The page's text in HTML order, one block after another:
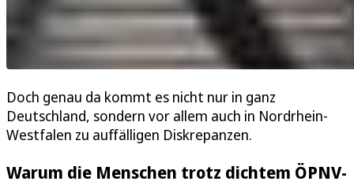
Doch genau da kommt es nicht nur in ganz
Deutschland, sondern vor allem auch in Nordrhein-
Westfalen zu auffälligen Diskrepanzen.
Warum die Menschen trotz dichtem ÖPNV-